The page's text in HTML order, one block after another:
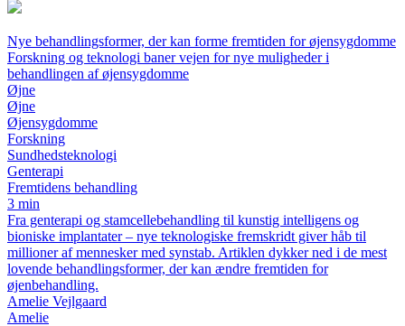
Nye behandlingsformer, der kan forme fremtiden for øjensygdomme
Forskning og teknologi baner vejen for nye muligheder i
behandlingen af øjensygdomme
Øjne
Øjne
Øjensygdomme
Forskning
Sundhedsteknologi
Genterapi
Fremtidens behandling
3 min
Fra genterapi og stamcellebehandling til kunstig intelligens og
bioniske implantater – nye teknologiske fremskridt giver håb til
millioner af mennesker med synstab. Artiklen dykker ned i de mest
lovende behandlingsformer, der kan ændre fremtiden for
øjenbehandling.
Amelie Vejlgaard
Amelie